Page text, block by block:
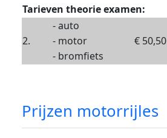
Tarieven theorie examen:
2.
- auto
- motor
- bromfiets
€ 50,50
Prijzen motorrijles